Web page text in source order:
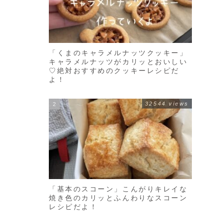
「くまのキャラメルナッツクッキー」
キャラメルナッツがカリッとおいしい
♡絶対おすすめのクッキーレシピだ
よ！
「基本のスコーン」こんがりキレイな
焼き色のカリッとふんわりなスコーン
レシピだよ！
32544 views